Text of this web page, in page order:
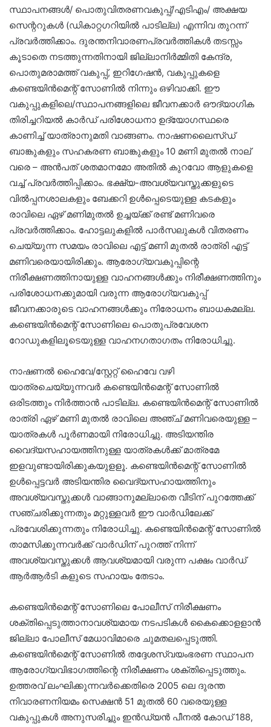
സ്ഥാപനങ്ങള്‍/ പൊതുവിതരണവകുപ്പ്/എടിഎം/ അക്ഷയ
സെന്ററുകള്‍ (ഡികാറ്റഗറിയില്‍ പാടില്ല) എന്നിവ തുറന്ന്
പ്രവര്‍ത്തിക്കാം. ദുരന്തനിവാരണപ്രവര്‍ത്തികള്‍ തടസ്സം
കൂടാതെ നടത്തുന്നതിനായി ജില്ലാനിര്‍മ്മിതി കേന്ദ്ര,
പൊതുമരാമത്ത് വകുപ്പ്, ഇറിഗേഷന്‍, വകുപ്പുകളെ
കണ്ടെയിന്‍മെന്റ് സോണില്‍ നിന്നും ഒഴിവാക്കി. ഈ
വകുപ്പുകളിലെ/സ്ഥാപനങ്ങളിലെ ജീവനക്കാര്‍ ഔദ്യാഗിക
തിരിച്ചറിയല്‍ കാര്‍ഡ് പരിശോധനാ ഉദ്യോഗസ്ഥരെ
കാണിച്ച് യാത്രാനുമതി വാങ്ങണം. നാഷണലൈസ്ഡ്
ബാങ്കുകളും സഹകരണ ബാങ്കുകളും 10 മണി മുതല്‍ നാല്
വരെ – അന്‍പത് ശതമാനമോ അതില്‍ കുറവോ ആളുകളെ
വച്ച് പ്രവര്‍ത്തിപ്പിക്കാം. ഭക്ഷ്യ-അവശ്യവസ്തുക്കളുടെ
വില്‍പ്പനശാലകളും ബേക്കറി ഉള്‍പ്പെടെയുള്ള കടകളും
രാവിലെ ഏഴ് മണിമുതല്‍ ഉച്ചയ്ക്ക് രണ്ട് മണിവരെ
പ്രവര്‍ത്തിക്കാം. ഹോട്ടലുകളില്‍ പാര്‍സലുകള്‍ വിതരണം
ചെയ്യുന്ന സമയം രാവിലെ എട്ട് മണി മുതല്‍ രാത്രി എട്ട്
മണിവരെയായിരിക്കും. ആരോഗ്യവകുപ്പിന്റെ
നിരീക്ഷണത്തിനായുള്ള വാഹനങ്ങള്‍ക്കും നിരീക്ഷണത്തിനും
പരിശോധനക്കുമായി വരുന്ന ആരോഗ്യവകുപ്പ്
ജീവനക്കാരുടെ വാഹനങ്ങള്‍ക്കും നിരോധനം ബാധകമല്ല.
കണ്ടെയിന്‍മെന്റ് സോണിലെ പൊതുപ്രവേശന
റോഡുകളിലൂടെയുള്ള വാഹനഗതാഗതം നിരോധിച്ചു.
നാഷണല്‍ ഹൈവേ/സ്റ്റേറ്റ് ഹൈവേ വഴി
യാത്രചെയ്യുന്നവര്‍ കണ്ടെയിന്‍മെന്റ് സോണില്‍
ഒരിടത്തും നിര്‍ത്താന്‍ പാടില്ല. കണ്ടെയിന്‍മെന്റ് സോണില്‍
രാത്രി ഏഴ് മണി മുതല്‍ രാവിലെ അഞ്ച് മണിവരെയുള്ള –
യാത്രകള്‍ പൂര്‍ണമായി നിരോധിച്ചു. അടിയന്തിര
വൈദ്യസഹായത്തിനുള്ള യാത്രകള്‍ക്ക് മാത്രമേ
ഇളവുണ്ടായിരിക്കുകയുളളൂ. കണ്ടെയിന്‍മെന്റ് സോണില്‍
ഉള്‍പ്പെട്ടവര്‍ അടിയന്തിര വൈദ്യസഹായത്തിനും
അവശ്യവസ്തുക്കള്‍ വാങ്ങാനുമല്ലാതെ വീടിന് പുറത്തേക്ക്
സഞ്ചരിക്കുന്നതും മറ്റുള്ളവര്‍ ഈ വാര്‍ഡിലേക്ക്
പ്രവേശിക്കുന്നതും നിരോധിച്ചു. കണ്ടെയിന്‍മെന്റ് സോണില്‍
താമസിക്കുന്നവര്‍ക്ക് വാര്‍ഡിന് പുറത്ത് നിന്ന്
അവശ്യവസ്തുക്കള്‍ ആവശ്യമായി വരുന്ന പക്ഷം വാര്‍ഡ്
ആര്‍ആര്‍ടി കളുടെ സഹായം തേടാം.
കണ്ടെയിന്‍മെന്റ് സോണിലെ പോലീസ് നിരീക്ഷണം
ശക്തിപ്പെടുത്താനാവശ്യമായ നടപടികള്‍ കൈക്കൊളളാന്‍
ജില്ലാ പോലീസ് മേധാവിമാരെ ചുമതലപ്പെടുത്തി.
കണ്ടെയിന്‍മെന്റ് സോണില്‍ തദ്ദേശസ്വയംഭരണ സ്ഥാപന
ആരോഗ്യവിഭാഗത്തിന്റെ നിരീക്ഷണം ശക്തിപ്പെടുത്തും.
ഉത്തരവ് ലംഘിക്കുന്നവര്‍ക്കെതിരെ 2005 ലെ ദുരന്ത
നിവാരണനിയമം സെക്ഷന്‍ 51 മുതല്‍ 60 വരെയുള്ള
വകുപ്പുകള്‍ അനുസരിച്ചും ഇന്‍ഡ്യന്‍ പീനല്‍ കോഡ് 188,